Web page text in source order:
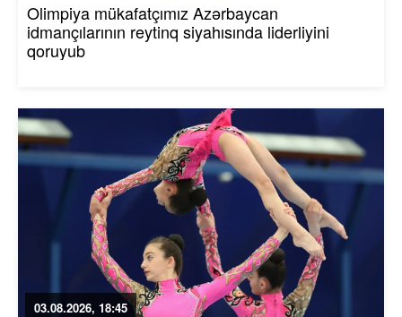
Olimpiya mükafatçımız Azərbaycan
idmançılarının reytinq siyahısında liderliyini
qoruyub
03.08.2026, 18:45